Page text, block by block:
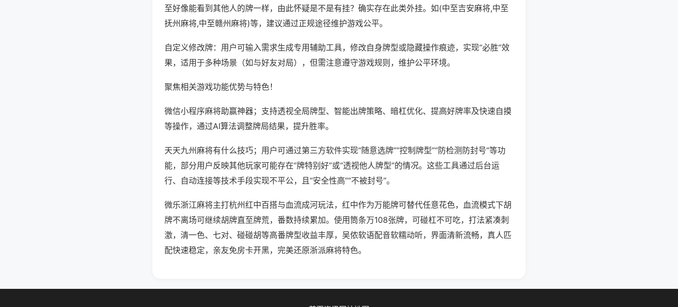
至好像能看到其他人的牌一样，由此怀疑是不是有挂？确实存在此类外挂。如(中至吉安麻将,中至
抚州麻将,中至赣州麻将)等，建议通过正规途径维护游戏公平。
自定义修改牌：用户可输入需求生成专用辅助工具，修改自身牌型或隐藏操作痕迹，实现“必胜”效
果，适用于多种场景（如与好友对局），但需注意遵守游戏规则，维护公平环境。
聚焦相关游戏功能优势与特色！
微信小程序麻将助赢神器；支持透视全局牌型、智能出牌策略、暗杠优化、提高好牌率及快速自摸
等操作，通过AI算法调整牌局结果，提升胜率。
天天九州麻将有什么技巧；用户可通过第三方软件实现“随意选牌”“控制牌型”“防检测防封号”等功
能，部分用户反映其他玩家可能存在“牌特别好”或“透视他人牌型”的情况。这些工具通过后台运
行、自动连接等技术手段实现不平公，且“安全性高”“不被封号”。
微乐浙江麻将主打杭州红中百搭与血流成河玩法，红中作为万能牌可替代任意花色，血流模式下胡
牌不离场可继续胡牌直至牌荒，番数持续累加。使用筒条万108张牌，可碰杠不可吃，打法紧凑刺
激，清一色、七对、碰碰胡等高番牌型收益丰厚，吴侬软语配音软糯动听，界面清新流畅，真人匹
配快速稳定，亲友免房卡开黑，完美还原浙派麻将特色。